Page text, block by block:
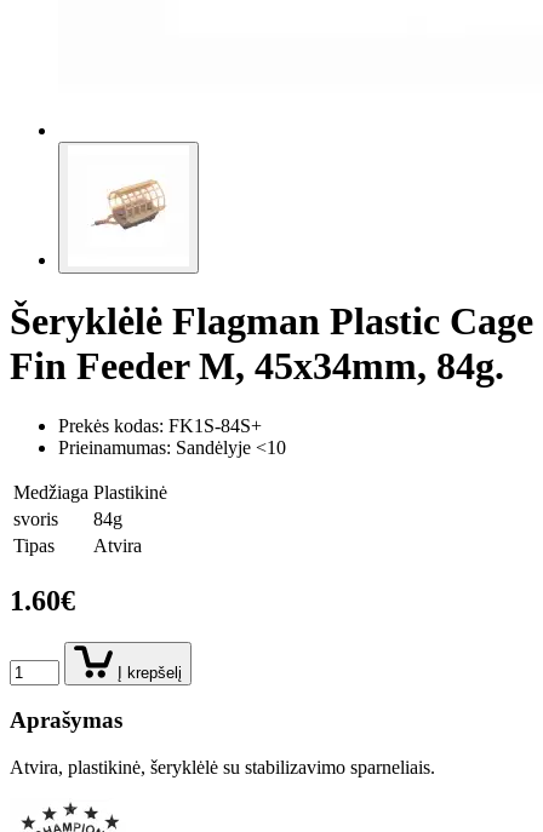
Šeryklėlė Flagman Plastic Cage
Fin Feeder M, 45x34mm, 84g.
Prekės kodas: FK1S-84S+
Prieinamumas: Sandėlyje <10
Medžiaga Plastikinė
svoris
84g
Tipas
Atvira
1.60€
Į krepšelį
Aprašymas
Atvira, plastikinė, šeryklėlė su stabilizavimo sparneliais.